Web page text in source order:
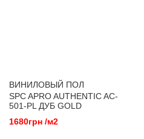
ВИНИЛОВЫЙ ПОЛ
SPC APRO AUTHENTIC AC-
501-PL ДУБ GOLD
1680грн /м2